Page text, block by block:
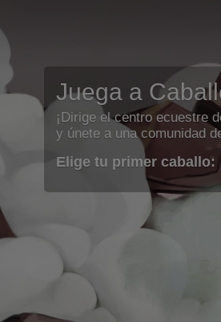
Juega a
¡Dirige el centro ecuestre
y únete a una comunidad
Elige tu primer caballo: